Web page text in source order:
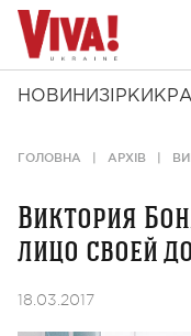
НОВИНИ ЗІРКИ
ГОЛОВНА АРХІВ
Виктория
лицо своей
18.03.2017